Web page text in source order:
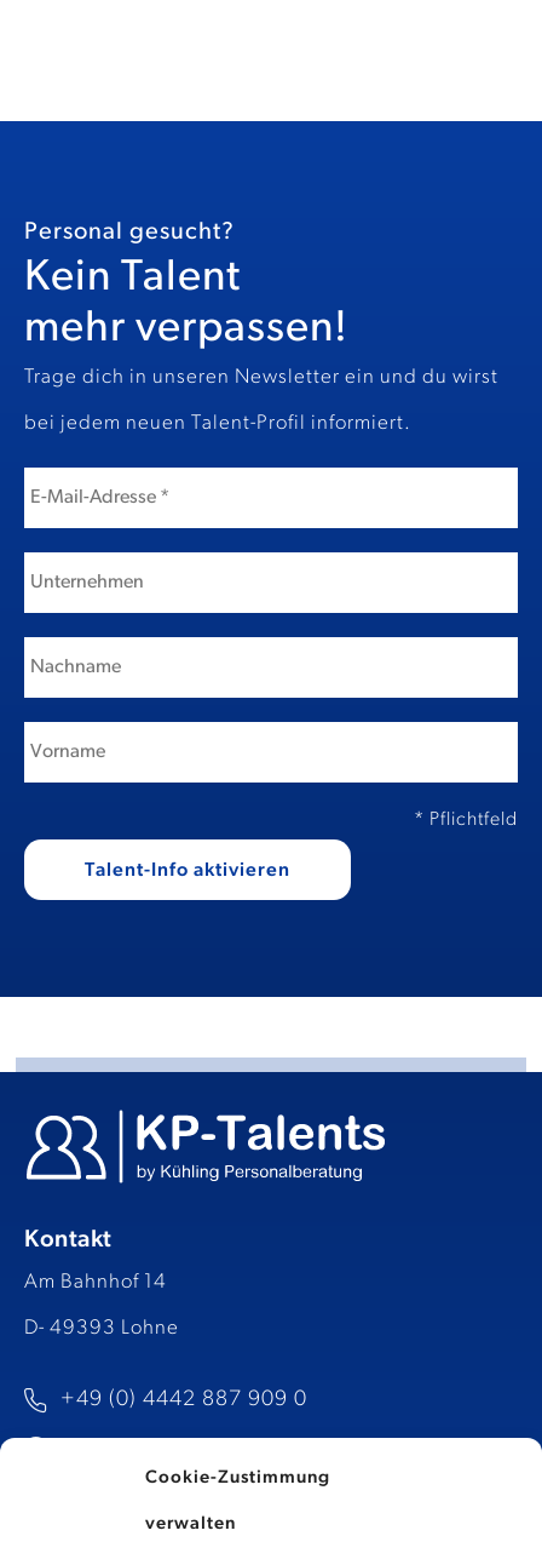
Cookie-Zustimmung
verwalten
Personal gesucht?
Kein Talent
mehr verpassen!
Trage dich in unseren Newsletter ein und du wirst
bei jedem neuen Talent-Profil informiert.
* Pflichtfeld
Kontakt
Am Bahnhof 14
D- 49393 Lohne
+49 (0) 4442 887 909 0